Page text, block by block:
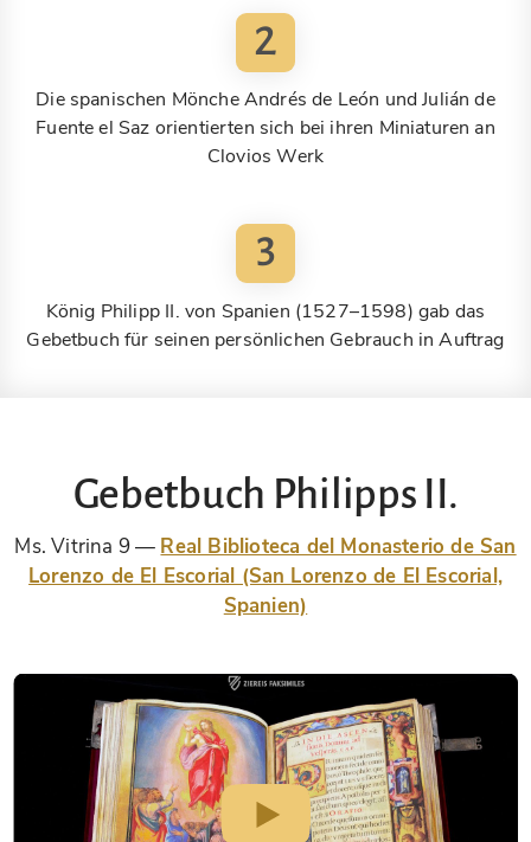
2
Die spanischen Mönche Andrés de León und Julián de
Fuente el Saz orientierten sich bei ihren Miniaturen an
Clovios Werk
3
König Philipp II. von Spanien (1527–1598) gab das
Gebetbuch für seinen persönlichen Gebrauch in Auftrag
Gebetbuch Philipps II.
Ms. Vitrina 9
Real Biblioteca del Monasterio de San
Lorenzo de El Escorial (San Lorenzo de El Escorial,
Spanien)